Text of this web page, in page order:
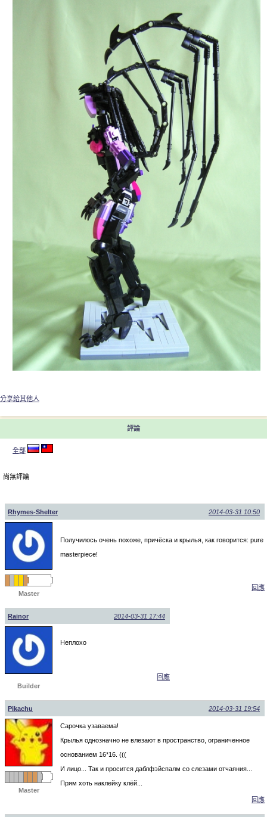
分享給其他人
評論
全部
尚無評論
Rhymes-Shelter 2014-03-31 10:50
Master
Получилось очень похоже, причёска и крылья, как говорится: pure
masterpiece!
回應
Rainor 2014-03-31 17:44
Builder
Неплохо
回應
Pikachu 2014-03-31 19:54
Master
Сарочка узаваема!
Крылья однозначно не влезают в пространство, ограниченное
основанием 16*16. (((
И лицо... Так и просится даблфэйспалм со слезами отчаяния...
Прям хоть наклейку клёй...
回應